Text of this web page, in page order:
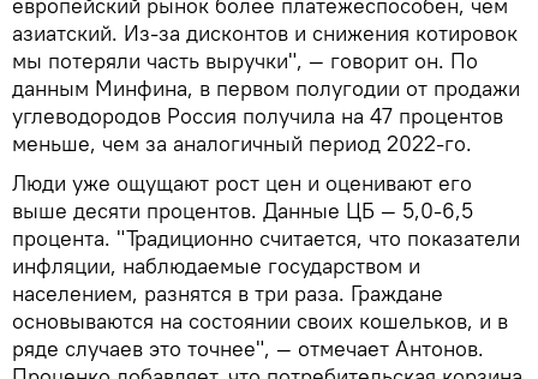
азиатский. Из-за дисконтов и снижения котировок
мы потеряли часть выручки", — говорит он. По
данным Минфина, в первом полугодии от продажи
углеводородов Россия получила на 47 процентов
меньше, чем за аналогичный период 2022-го.
Люди уже ощущают рост цен и оценивают его
выше десяти процентов. Данные ЦБ — 5,0-6,5
процента. "Традиционно считается, что показатели
инфляции, наблюдаемые государством и
населением, разнятся в три раза. Граждане
основываются на состоянии своих кошельков, и в
ряде случаев это точнее", — отмечает Антонов.